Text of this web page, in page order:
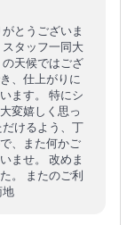
とうございま
タッフ一同大
天候ではござ
、仕上がりに
ます。 特にシ
変嬉しく思っ
けるよう、丁
、また何かご
ませ。 改めま
。 またのご利
地